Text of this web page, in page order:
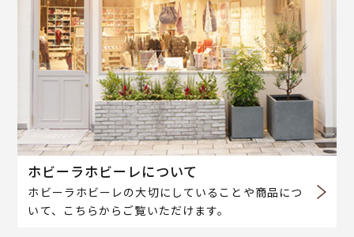
ホビーラホビーレについて
ホビーラホビーレの大切にしていることや商品につ
いて、こちらからご覧いただけます。